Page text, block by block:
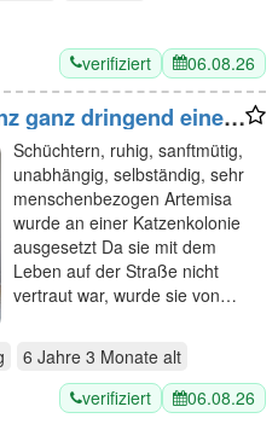
verifiziert 06.08.26
ganz dringend einen
Zuhause)!
Schüchtern, ruhig, sanftmütig,
unabhängig, selbständig, sehr
menschenbezogen Artemisa
wurde an einer Katzenkolonie
ausgesetzt Da sie mit dem
Leben auf der Straße nicht
vertraut war, wurde sie von…
6 Jahre 3 Monate alt
verifiziert 06.08.26